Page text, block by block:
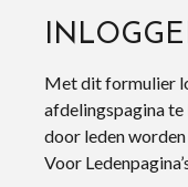
Met dit formulier
afdelingspagina
door leden
Voor